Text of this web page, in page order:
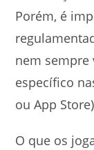
Porém, é
nem sempre
específico
ou App
O que os